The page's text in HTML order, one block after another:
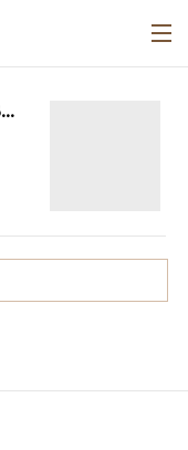
Young Forever (Unplugged Ver.) By BTS